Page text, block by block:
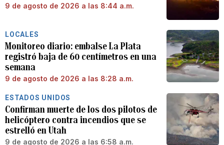
9 de agosto de 2026 a las 8:44 a.m.
LOCALES
Monitoreo diario: embalse La Plata
registró baja de 60 centímetros en una
semana
9 de agosto de 2026 a las 8:28 a.m.
ESTADOS UNIDOS
Confirman muerte de los dos pilotos de
helicóptero contra incendios que se
estrelló en Utah
9 de agosto de 2026 a las 6:58 a.m.